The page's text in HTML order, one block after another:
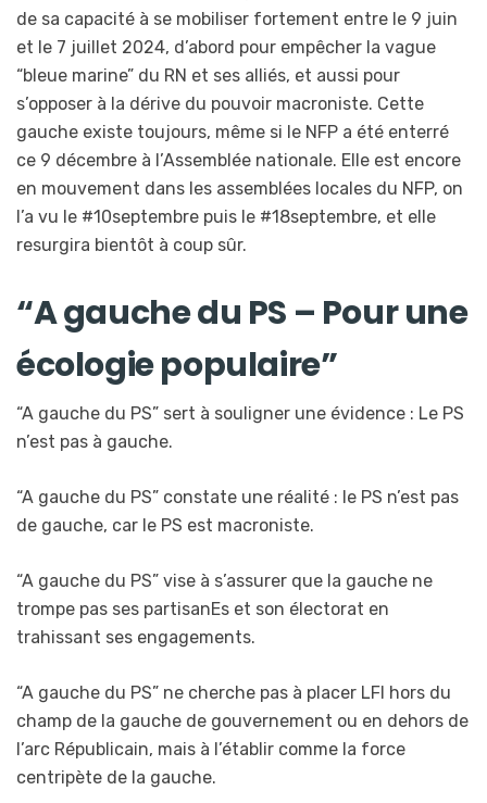
de sa capacité à se mobiliser fortement entre le 9 juin
et le 7 juillet 2024, d’abord pour empêcher la vague
“bleue marine” du RN et ses alliés, et aussi pour
s’opposer à la dérive du pouvoir macroniste. Cette
gauche existe toujours, même si le NFP a été enterré
ce 9 décembre à l’Assemblée nationale. Elle est encore
en mouvement dans les assemblées locales du NFP, on
l’a vu le #10septembre puis le #18septembre, et elle
resurgira bientôt à coup sûr.
“A gauche du PS – Pour une
écologie populaire”
“A gauche du PS” sert à souligner une évidence : Le PS
n’est pas à gauche.
“A gauche du PS” constate une réalité : le PS n’est pas
de gauche, car le PS est macroniste.
“A gauche du PS” vise à s’assurer que la gauche ne
trompe pas ses partisanEs et son électorat en
trahissant ses engagements.
“A gauche du PS” ne cherche pas à placer LFI hors du
champ de la gauche de gouvernement ou en dehors de
l’arc Républicain, mais à l’établir comme la force
centripète de la gauche.